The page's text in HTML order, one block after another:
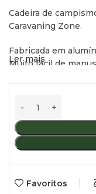
Cadeira de
Caravaning Zone.
Fabricada em
Muito fácil de
Dimensões
Peso máximo de
Cor: tecido azul
Ler mais
Favoritos